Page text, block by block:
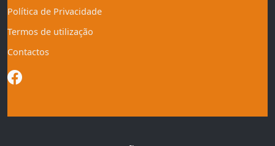
Política de Privacidade
Termos de utilização
Contactos